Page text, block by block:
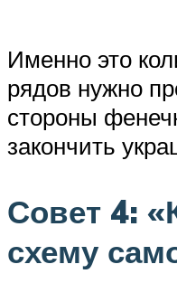
Именно это
рядов нужно
стороны
закончить
Совет 4:
схему